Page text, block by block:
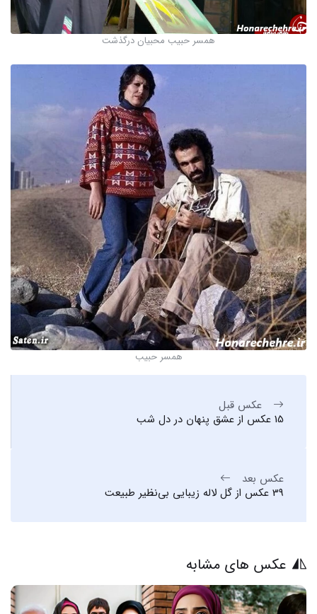
همسر حبیب محبیان درگذشت
همسر حبیب
عکس قبل
15 عکس از عشق پنهان در دل شب
عکس بعد
39 عکس از گل لاله زیبایی بی‌نظیر طبیعت
عکس های مشابه